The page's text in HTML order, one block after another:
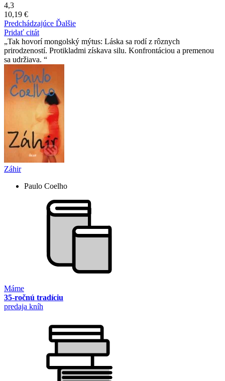
4,3
10,19 €
Predchádzajúce Ďalšie
Pridať citát
Tak hovorí mongolský mýtus: Láska sa rodí z rôznych
prirodzeností. Protikladmi získava silu. Konfrontáciou a premenou
sa udržiava.
Záhir
Paulo Coelho
Máme
35-ročnú tradíciu
predaja kníh